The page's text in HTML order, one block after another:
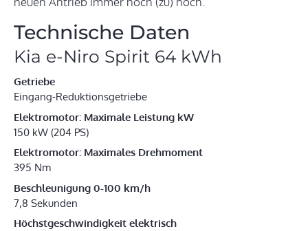
Technische Daten
Kia e-Niro Spirit 64 kWh
Getriebe
Eingang-Reduktionsgetriebe
Elektromotor: Maximale Leistung kW
150 kW (204 PS)
Elektromotor: Maximales Drehmoment
395 Nm
Beschleunigung 0-100 km/h
7,8 Sekunden
Höchstgeschwindigkeit elektrisch